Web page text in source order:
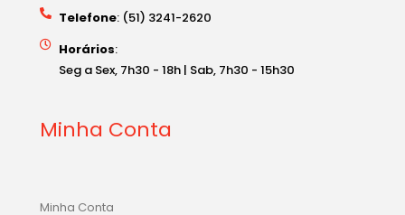
Telefone: (51) 3241-2620
Horários:
Seg a Sex, 7h30 - 18h | Sab, 7h30 - 15h30
Minha Conta
Minha Conta